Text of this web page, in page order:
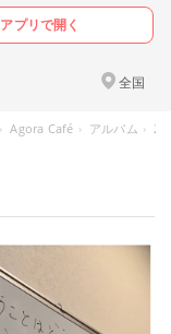
アプリで開く
全国
Agora Café アルバム